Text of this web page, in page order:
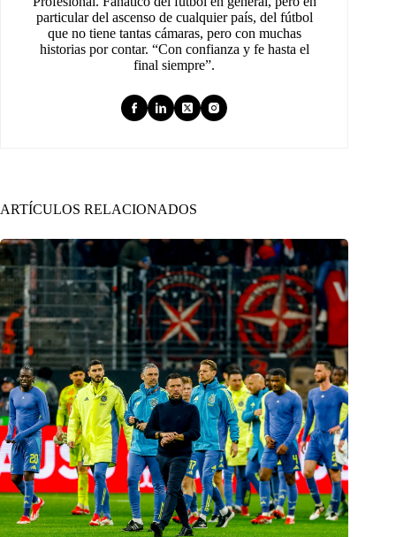
particular del ascenso de cualquier país, del fútbol
que no tiene tantas cámaras, pero con muchas
historias por contar. “Con confianza y fe hasta el
final siempre”.
ARTÍCULOS RELACIONADOS